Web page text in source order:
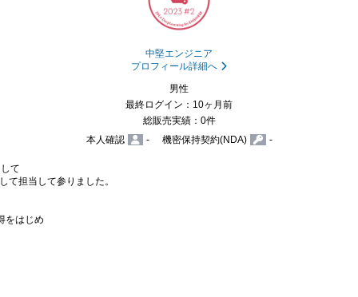
中堅エンジニア
プロフィール詳細へ
男性
最終ログイン：10ヶ月前
総販売実績：0件
本人確認
- 機密保持契約(NDA) -
て
て担当して参りました。
をはじめ